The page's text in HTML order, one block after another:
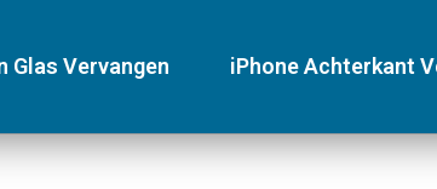
Glas Vervangen iPhone Achterkant